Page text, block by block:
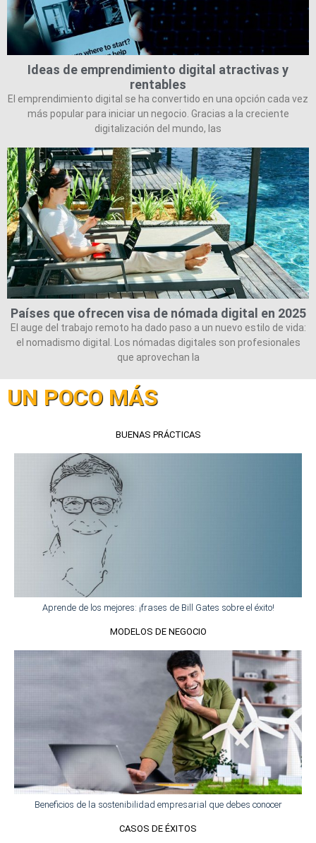
Ideas de emprendimiento digital atractivas y
rentables
El emprendimiento digital se ha convertido en una opción cada vez
más popular para iniciar un negocio. Gracias a la creciente
digitalización del mundo, las
Países que ofrecen visa de nómada digital en 2025
El auge del trabajo remoto ha dado paso a un nuevo estilo de vida:
el nomadismo digital. Los nómadas digitales son profesionales
que aprovechan la
UN POCO MÁS
BUENAS PRÁCTICAS​
Aprende de los mejores: ¡frases de Bill Gates sobre el éxito!
MODELOS DE NEGOCIO
Beneficios de la sostenibilidad empresarial que debes conocer
CASOS DE ÉXITOS